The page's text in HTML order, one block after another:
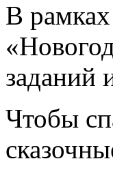
В рамках
заданий
Чтобы